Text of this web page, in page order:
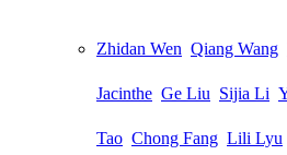
Zhidan Wen Qiang Wang
Jacinthe Ge Liu Sijia Li
Tao Chong Fang Lili Lyu